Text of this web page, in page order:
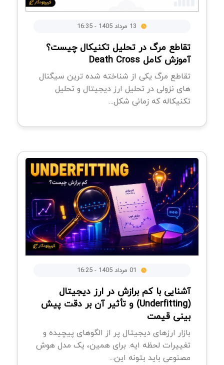
تقاطع مرگ در تحلیل تکنیکال چیست؟
آموزش کامل Death Cross
تقاطع مرگ یکی از شناخته شده ترین سیگنال
های نزولی در تحلیل ارز دیجیتال و تحلیل
تکنیکاله که زمانی شکل...
آشنایی با کم برازش در ارز دیجیتال
(Underfitting) و تأثیر آن بر دقت پیش
بینی قیمت
بازار ارزهای دیجیتال پر از الگوهای پیچیده و
تغییرات لحظه ایه. برای همین، یک مدل هوش
مصنوعی باید بتونه این...